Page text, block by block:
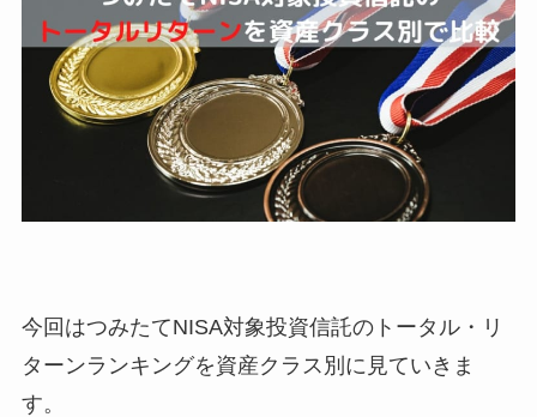
今回はつみたてNISA対象投資信託のトータル・リ
ターンランキングを資産クラス別に見ていきま
す。